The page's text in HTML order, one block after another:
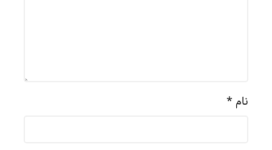
نام *